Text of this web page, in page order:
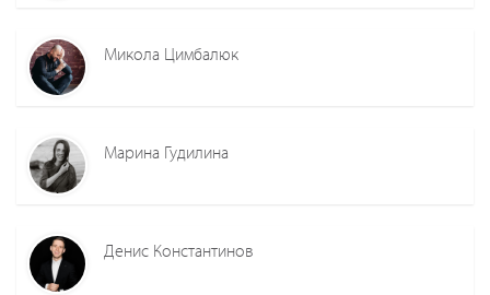
Микола Цимбалюк
Марина Гудилина
Денис Константинов